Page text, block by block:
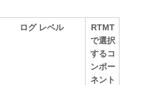
ログ レベル
RTMT
で選択
するコ
ンポー
ネント